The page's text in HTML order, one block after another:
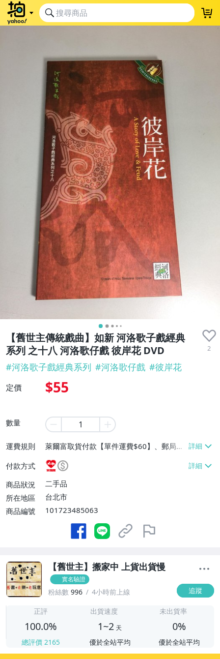
【舊世主傳統戲曲】如新 河洛歌子戲經典
系列 之十八 河洛歌仔戲 彼岸花 DVD
2
#河洛歌子戲經典系列 #河洛歌仔戲 #彼岸花
定價 $55
數量
運費規則
萊爾富取貨付款【單件運費$60】、郵局掛
號【單件運費$80】
付款方式
商品狀況
二手品
所在地區
台北市
商品編號
101723485063
【舊世主】搬家中 上貨出貨慢
實名驗證
粉絲數 996 4小時前上線 追蹤
正評
100.0%
總評價 2165
出貨速度
1~2 天
優於全站平均
未出貨率
0%
優於全站平均